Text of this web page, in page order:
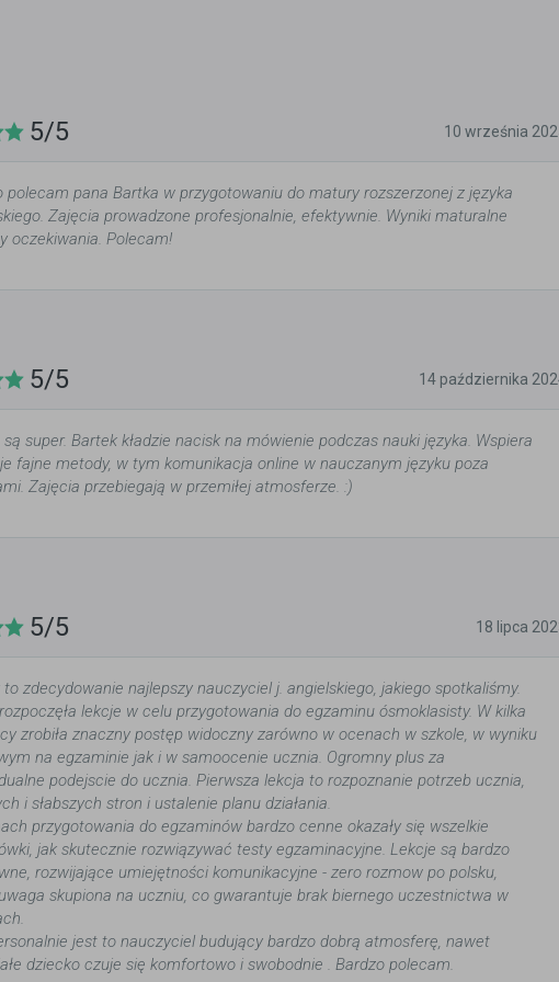
5/5 10 września
polecam pana Bartka w przygotowaniu do matury rozszerzonej z języka
Zajęcia prowadzone profesjonalnie, efektywnie. Wyniki maturalne
oczekiwania. Polecam!
5/5 14 października
super. Bartek kładzie nacisk na mówienie podczas nauki języka. Wspiera
fajne metody, w tym komunikacja online w nauczanym języku poza
Zajęcia przebiegają w przemiłej atmosferze. :)
5/5 18 lipca
zdecydowanie najlepszy nauczyciel j. angielskiego, jakiego spotkaliśmy.
lekcje w celu przygotowania do egzaminu ósmoklasisty. W kilka
zrobiła znaczny postęp widoczny zarówno w ocenach w szkole, w wyniku
na egzaminie jak i w samoocenie ucznia. Ogromny plus za
podejscie do ucznia. Pierwsza lekcja to rozpoznanie potrzeb ucznia,
i słabszych stron i ustalenie planu działania.
przygotowania do egzaminów bardzo cenne okazały się wszelkie
jak skutecznie rozwiązywać testy egzaminacyjne. Lekcje są bardzo
rozwijające umiejętności komunikacyjne - zero rozmow po polsku,
skupiona na uczniu, co gwarantuje brak biernego uczestnictwa w
jest to nauczyciel budujący bardzo dobrą atmosferę, nawet
dziecko czuje się komfortowo i swobodnie . Bardzo polecam.